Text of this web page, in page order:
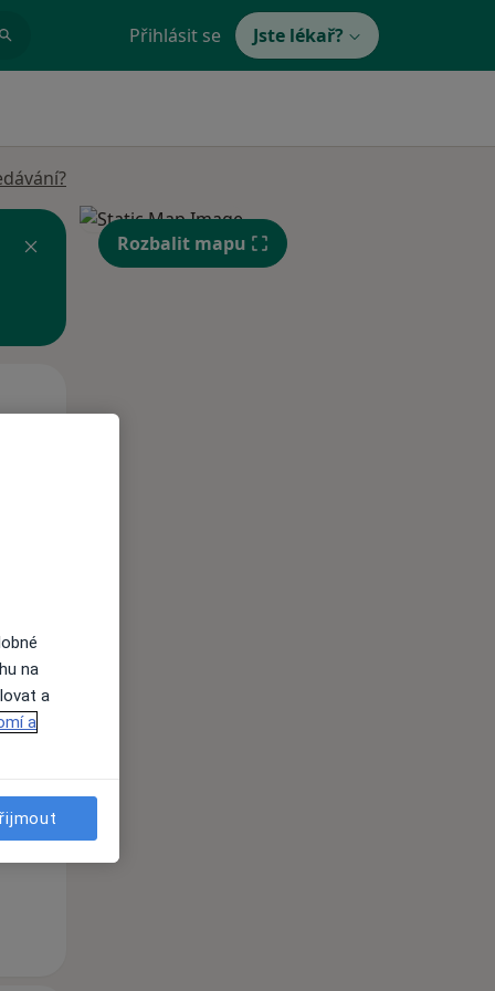
Přihlásit se Jste lékař?
10 Srpen
10 Srpen
Rozbalit mapu
na
a
a